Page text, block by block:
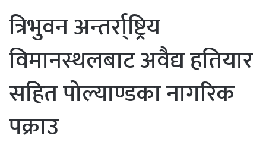
त्रिभुवन अन्तर्रा्ष्ट्रिय
विमानस्थलबाट अवैद्य हतियार
सहित पोल्याण्डका नागरिक
पक्राउ